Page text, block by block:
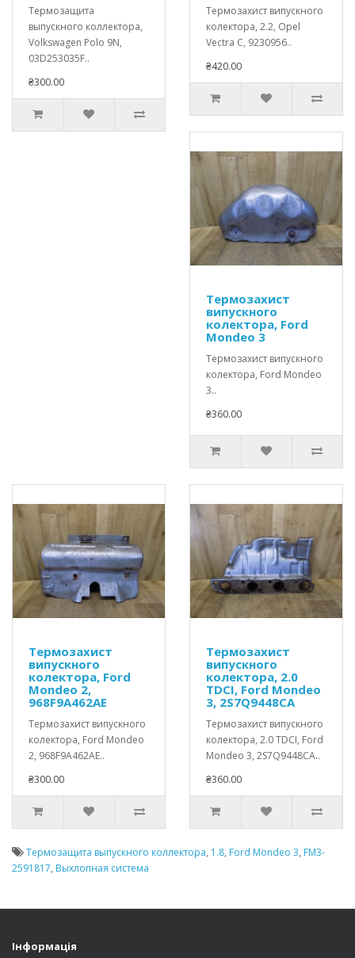
Термозащита
выпускного коллектора,
Volkswagen Polo 9N,
03D253035F..
₴300.00
Термозахист випускного
колектора, 2.2, Opel
Vectra C, 9230956..
₴420.00
Термозахист
випускного
колектора, Ford
Mondeo 3
Термозахист випускного
колектора, Ford Mondeo
3..
₴360.00
Термозахист
випускного
колектора, Ford
Mondeo 2,
968F9A462AE
Термозахист випускного
колектора, Ford Mondeo
2, 968F9A462AE..
₴300.00
Термозахист
випускного
колектора, 2.0
TDCI, Ford Mondeo
3, 2S7Q9448CA
Термозахист випускного
колектора, 2.0 TDCI, Ford
Mondeo 3, 2S7Q9448CA..
₴360.00
Термозащита выпускного коллектора, 1.8, Ford Mondeo 3, FM3-
2591817, Выхлопная система
Інформація